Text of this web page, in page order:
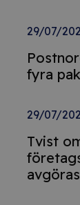
29/07/
fyra
29/07/
Tvist